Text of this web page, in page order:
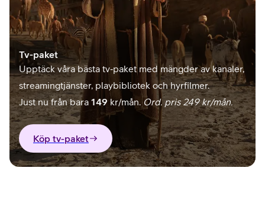
Tv-paket
Upptäck våra bästa tv‑paket med mängder av kanaler,
streamingtjänster, playbibliotek och hyrfilmer.
Just nu från bara 149 kr/mån.Ord. pris 249 kr/mån.
Köp tv-paket